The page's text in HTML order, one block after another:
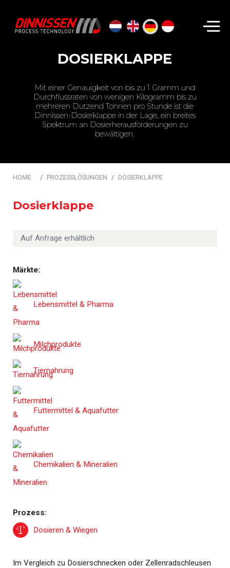
DOSIERKLAPPE
Mit einer Genauigkeit von bis zu 1 Gramm und
Durchflussraten von wenigen Kilogramm bis zu
mehreren Dutzend Tonnen pro Stunde ist die
Dinnissen-Dosierklappe in der Lage, ein breites
Spektrum an Dosierherausforderungen zu
bewältigen.
HOME PROZESSLÖSUNGEN DOSIERKLAPPE
Dosierklappe
Auf Anfrage erhältlich
Märkte:
Lebensmittel & Pharma
Milchprodukte
Tiernahrung
Futtermittel & Aquafutter
Chemikalien & Mineralien
Prozess:
Dosieren & Wiegen
Im Vergleich zu Dosierschnecken oder Zellenradschleusen